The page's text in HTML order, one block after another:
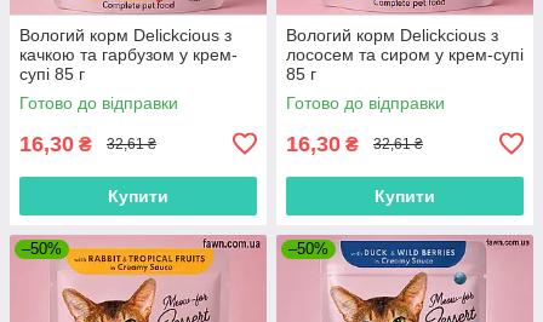
Вологий корм Delickcious з
качкою та гарбузом у крем-
супі 85 г
Готово до відправки
16,30 ₴ 32,61 ₴
Купити
Вологий корм Delickcious з
лососем та сиром у крем-супі
85 г
Готово до відправки
16,30 ₴ 32,61 ₴
Купити
–50% –50%